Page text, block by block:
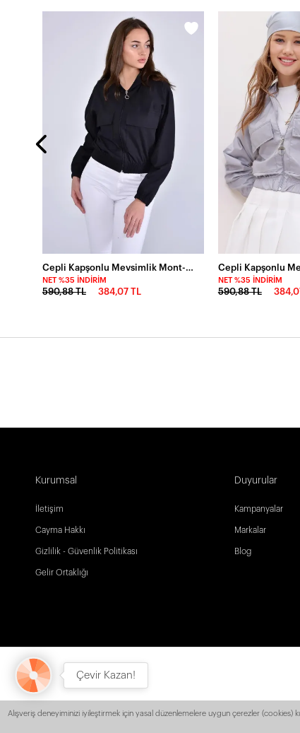
Cepli Kapşonlu Mevsimlik Mont-P00012915-syh
NET %35 İNDIRIM
590,88 TL 384,07 TL
NET %35 İNDIRIM
590,88 TL
Kurumsal
İletişim
Cayma Hakkı
Gizlilik - Güvenlik Politikası
Gelir Ortaklığı
Duyurular
Kampanyalar
Markalar
Blog
Alışveriş deneyiminizi iyileştirmek için yasal düzenlemelere uygun çerezler (cookies)
Çevir Kazan!